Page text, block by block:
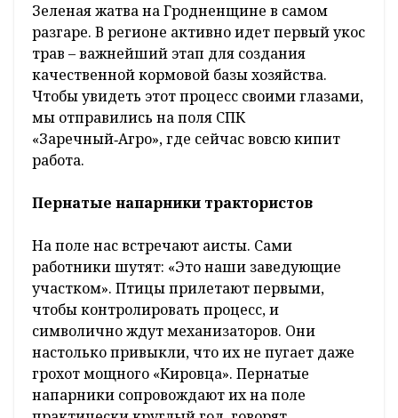
Зеленая жатва на Гродненщине в самом
разгаре. В регионе активно идет первый укос
трав – важнейший этап для создания
качественной кормовой базы хозяйства.
Чтобы увидеть этот процесс своими глазами,
мы отправились на поля СПК
«Заречный‑Агро», где сейчас вовсю кипит
работа.
Пернатые напарники трактористов
На поле нас встречают аисты. Сами
работники шутят: «Это наши заведующие
участком». Птицы прилетают первыми,
чтобы контролировать процесс, и
символично ждут механизаторов. Они
настолько привыкли, что их не пугает даже
грохот мощного «Кировца». Пернатые
напарники сопровождают их на поле